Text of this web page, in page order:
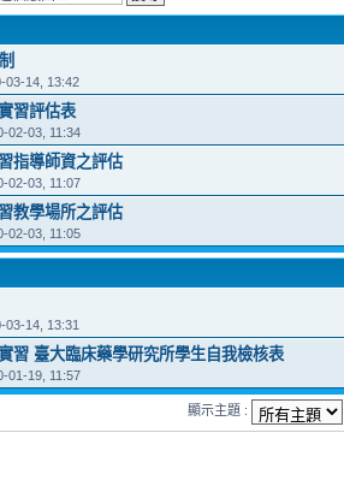
03-14, 13:42
習評估表
02-03, 11:34
指導師資之評估
02-03, 11:07
教學場所之評估
02-03, 11:05
03-14, 13:31
習 臺大臨床藥學研究所學生自我檢核表
01-19, 11:57
顯示主題 :